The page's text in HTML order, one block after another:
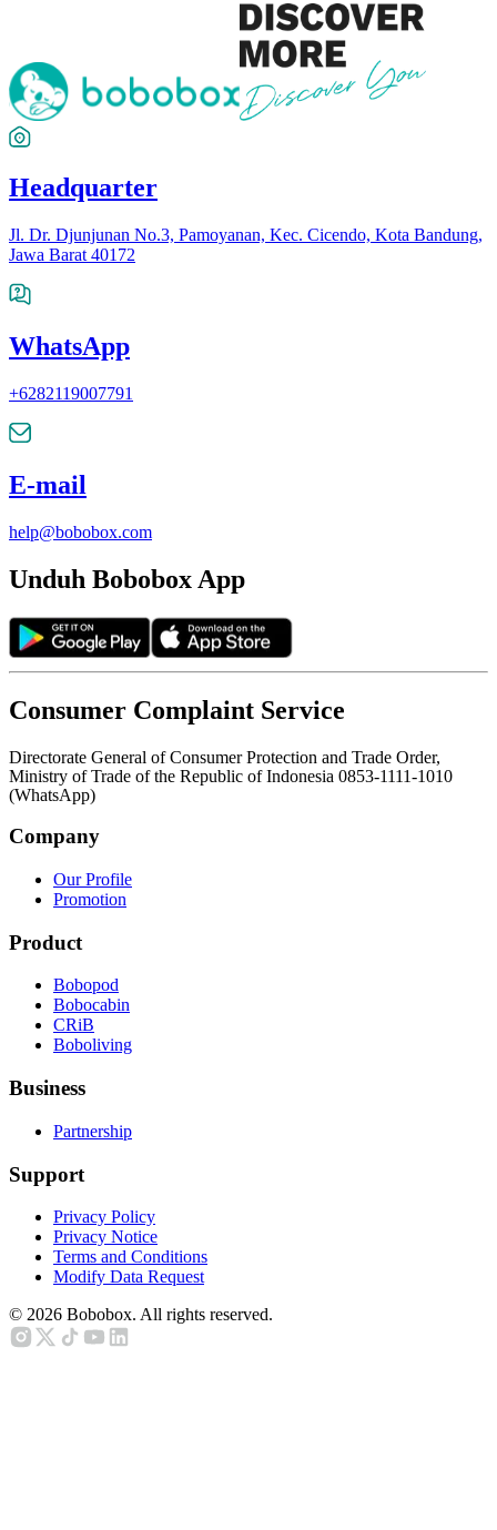
Headquarter
Jl. Dr. Djunjunan No.3, Pamoyanan, Kec. Cicendo, Kota Bandung,
Jawa Barat 40172
WhatsApp
+6282119007791
E-mail
help@bobobox.com
Unduh Bobobox App
Consumer Complaint Service
Directorate General of Consumer Protection and Trade Order,
Ministry of Trade of the Republic of Indonesia 0853-1111-1010
(WhatsApp)
Company
Our Profile
Promotion
Product
Bobopod
Bobocabin
CRiB
Boboliving
Business
Partnership
Support
Privacy Policy
Privacy Notice
Terms and Conditions
Modify Data Request
© 2026 Bobobox. All rights reserved.